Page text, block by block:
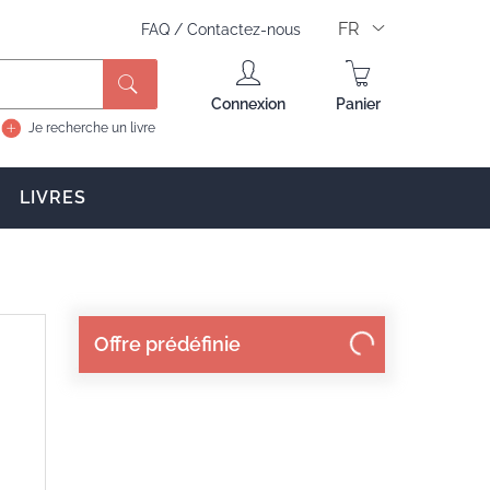
FAQ / Contactez-nous FR
Je recherche un livre
Connexion Panier
LIVRES
Offre prédéfinie